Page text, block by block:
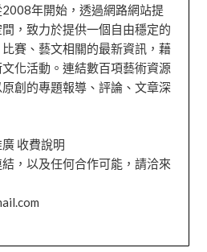
2008年開始，透過網路網站提
，致力於提供一個自由穩定的
賽、藝文相關的最新資訊，藉
化活動。連結數百項藝術資源
創的專題報導、評論、文章深
收費說明
，以及任何合作可能，請洽來